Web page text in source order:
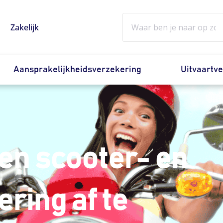
Zakelijk
Aansprakelijkheidsverzekering
scooter- en
af te